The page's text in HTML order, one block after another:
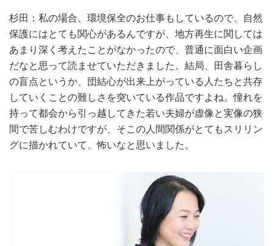
杉田：私の場合、環境保全のお仕事もしているので、自然
保護にはとても関心があるんですが、地方再生に関しては
あまり深く考えたことがなかったので、普通に面白い企画
だなと思って読ませていただきました。結局、田舎暮らし
の盲点というか、団結心が出来上がっている人たちと共存
していくことの難しさを突いている作品ですよね。憧れを
持って都会から引っ越してきた若い夫婦が虚像と実像の狭
間で苦しむわけですが、そこの人間関係がとてもスリリン
グに描かれていて、怖いなと思いました。